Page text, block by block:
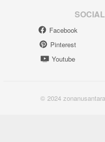
Facebook
Pinterest
Youtube
© 2024